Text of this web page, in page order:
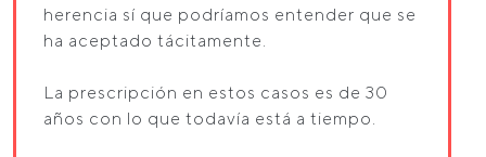
herencia sí que podríamos entender que se
ha aceptado tácitamente.
La prescripción en estos casos es de 30
años con lo que todavía está a tiempo.